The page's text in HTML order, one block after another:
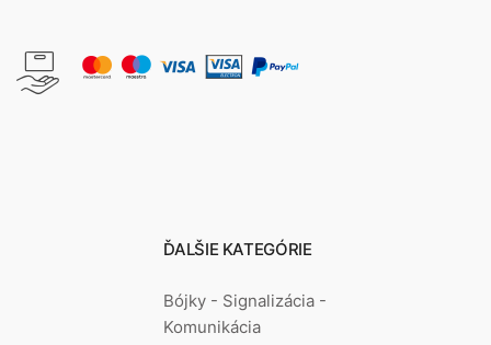
ĎALŠIE KATEGÓRIE
Bójky - Signalizácia -
Komunikácia